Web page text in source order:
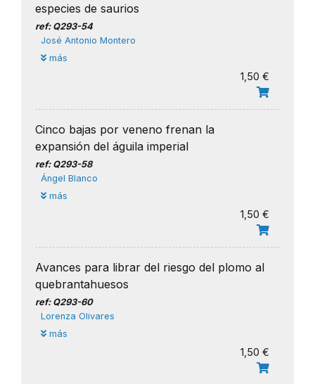
especies de saurios
ref: Q293-54
José Antonio Montero
más
1,50 €
Cinco bajas por veneno frenan la
expansión del águila imperial
ref: Q293-58
Ángel Blanco
más
1,50 €
Avances para librar del riesgo del plomo al
quebrantahuesos
ref: Q293-60
Lorenza Olivares
más
1,50 €